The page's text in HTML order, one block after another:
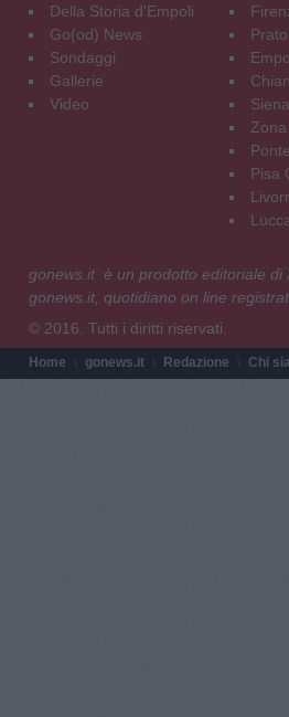
Della Storia d'Empoli
Go(od) News
Sondaggi
Gallerie
Video
Pisa
gonews.it è un prodotto editoriale di
gonews.it, quotidiano on line
© 2016. Tutti i diritti riservati.
Home gonews.it Redazione Chi